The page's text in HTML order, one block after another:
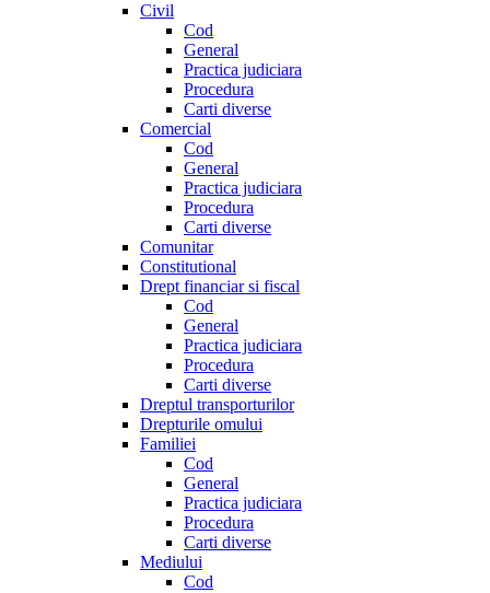
Civil
Cod
General
Practica judiciara
Procedura
Carti diverse
Comercial
Cod
General
Practica judiciara
Procedura
Carti diverse
Comunitar
Constitutional
Drept financiar si fiscal
Cod
General
Practica judiciara
Procedura
Carti diverse
Dreptul transporturilor
Drepturile omului
Familiei
Cod
General
Practica judiciara
Procedura
Carti diverse
Mediului
Cod